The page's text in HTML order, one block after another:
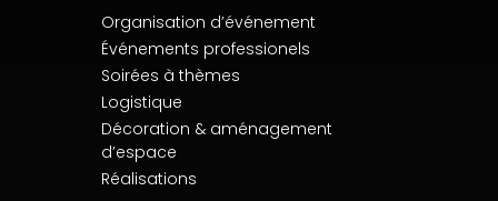
Organisation d’événement
Événements professionels
Soirées à thèmes
Logistique
Décoration & aménagement
d’espace
Réalisations